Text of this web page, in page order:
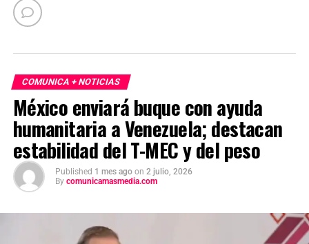
COMUNICA + NOTICIAS
México enviará buque con ayuda
humanitaria a Venezuela; destacan
estabilidad del T-MEC y del peso
Published 1 mes ago on 2 julio, 2026
By comunicamasmedia.com